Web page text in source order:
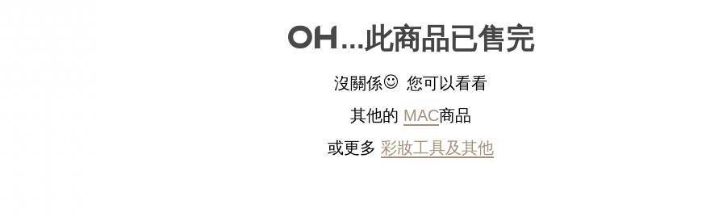
...此商品已售完
沒關係
您可以看看
其他的 MAC商品
或更多 彩妝工具及其他